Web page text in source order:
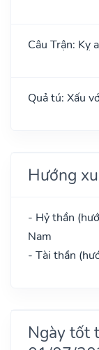
Câu Trận: Kỵ
Quả tú: Xấu
Hướng
- Hỷ thần
Nam
- Tài thần
Ngày tốt